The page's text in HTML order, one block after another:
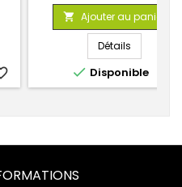
de
base
 Ajouter au panier
Détails
 Disponible